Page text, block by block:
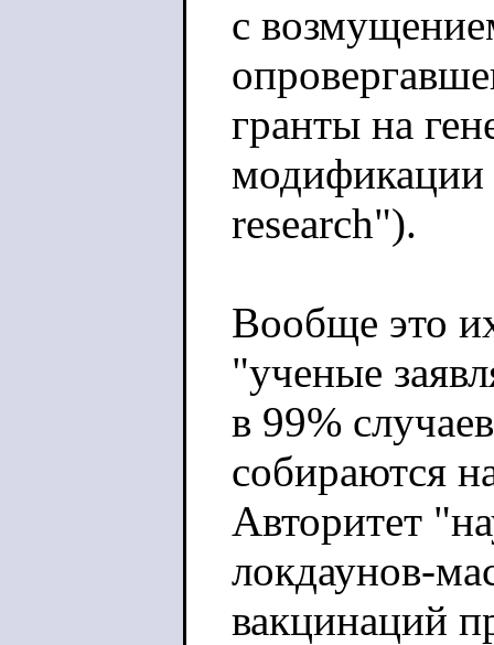
с
гранты на
research").
Вообще это
"ученые
в 99%
собираются
Авторитет
локдаунов-
вакцинаций